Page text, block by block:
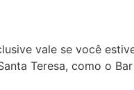
vale se você
Teresa, como o